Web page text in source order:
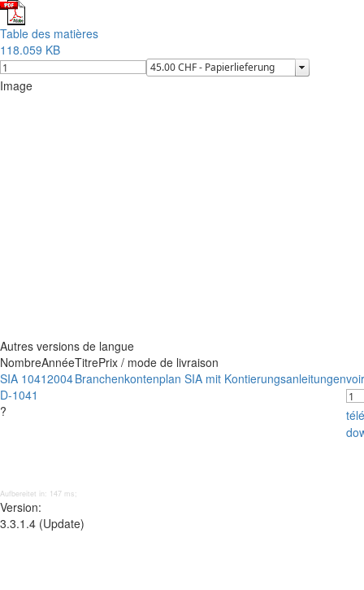
Table des matières
118.059 KB
Image
Autres versions de langue
NombreAnnéeTitrePrix / mode de livraison
SIA 1041
D-1041
?
2004Branchenkontenplan SIA mit Kontierungsanleitungen
Aufbereitet in: 147 ms;
Version:
3.3.1.4 (Update)